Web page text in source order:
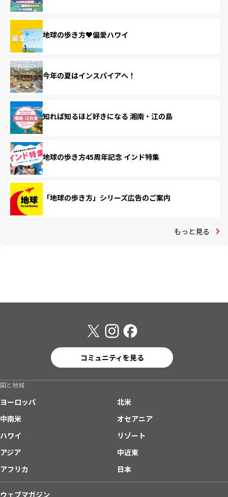
地球の歩き方♥偏愛ハワイ
今年の夏はインスパイアへ！
知れば知るほど好きになる 湘南・江の島
地球の歩き方45周年記念 インド特集
「地球の歩き方」シリーズ広告のご案内
もっと見る
コミュニティを見る
国と地域
ヨーロッパ
北米
中南米
オセアニア
ハワイ
リゾート
アジア
中近東
アフリカ
日本
ウェブマガジン